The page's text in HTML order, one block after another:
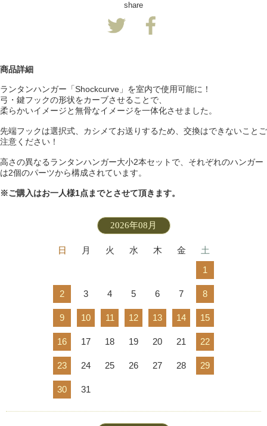
share
商品詳細
ランタンハンガー「Shockcurve」を室内で使用可能に！
弓・鍵フックの形状をカーブさせることで、
柔らかいイメージと無骨なイメージを一体化させました。
先端フックは選択式、カシメてお送りするため、交換はできないことご
注意ください！
高さの異なるランタンハンガー大小2本セットで、それぞれのハンガー
は2個のパーツから構成されています。
※ご購入はお一人様1点までとさせて頂きます。
2026年08月
日 月 火 水 木 金
土
1
2 3 4 5 6 7 8
9 10 11 12 13 14 15
16 17 18 19 20 21 22
23 24 25 26 27 28 29
30 31